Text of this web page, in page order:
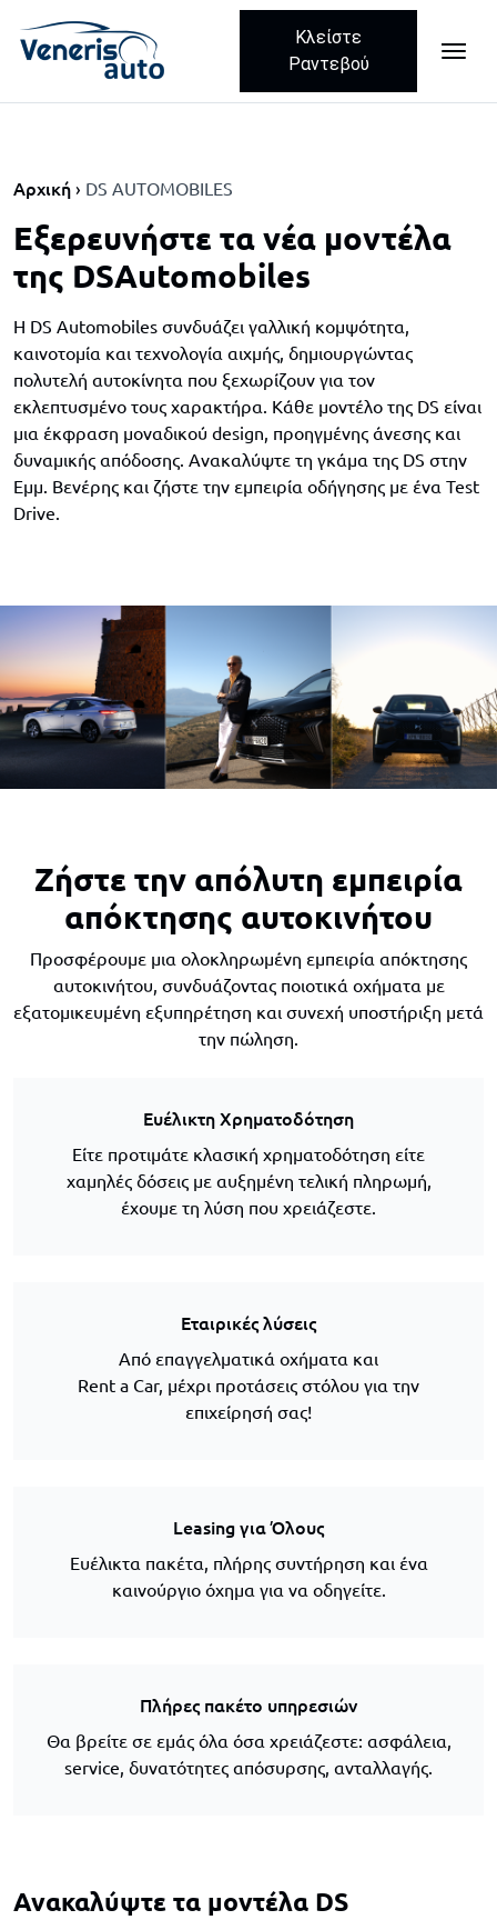
Skip navigation
Κλείστε
Ραντεβού
Αρχική DS AUTOMOBILES
Εξερευνήστε τα νέα μοντέλα
της DSAutomobiles
Η DS Automobiles συνδυάζει γαλλική κομψότητα,
καινοτομία και τεχνολογία αιχμής, δημιουργώντας
πολυτελή αυτοκίνητα που ξεχωρίζουν για τον
εκλεπτυσμένο τους χαρακτήρα. Κάθε μοντέλο της DS είναι
μια έκφραση μοναδικού design, προηγμένης άνεσης και
δυναμικής απόδοσης. Ανακαλύψτε τη γκάμα της DS στην
Εμμ. Βενέρης και ζήστε την εμπειρία οδήγησης με ένα Test
Drive.
Ζήστε την απόλυτη εμπειρία
απόκτησης αυτοκινήτου
Προσφέρουμε μια ολοκληρωμένη εμπειρία απόκτησης
αυτοκινήτου, συνδυάζοντας ποιοτικά οχήματα με
εξατομικευμένη εξυπηρέτηση και συνεχή υποστήριξη μετά
την πώληση.
Ευέλικτη Χρηματοδότηση
Είτε προτιμάτε κλασική χρηματοδότηση είτε
χαμηλές δόσεις με αυξημένη τελική πληρωμή,
έχουμε τη λύση που χρειάζεστε.
Εταιρικές λύσεις
Από επαγγελματικά οχήματα και
Rent a Car, μέχρι προτάσεις στόλου για την
επιχείρησή σας!
Leasing για Όλους
Ευέλικτα πακέτα, πλήρης συντήρηση και ένα
καινούργιο όχημα για να οδηγείτε.
Πλήρες πακέτο υπηρεσιών
Θα βρείτε σε εμάς όλα όσα χρειάζεστε: ασφάλεια,
service, δυνατότητες απόσυρσης, ανταλλαγής.
Ανακαλύψτε τα μοντέλα DS